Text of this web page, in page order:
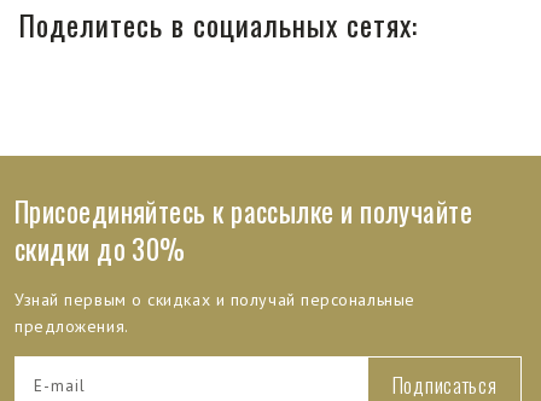
Поделитесь в социальных сетях:
Присоединяйтесь к рассылке и получайте
скидки до 30%
Узнай первым о скидках и получай персональные
предложения.
Подписаться